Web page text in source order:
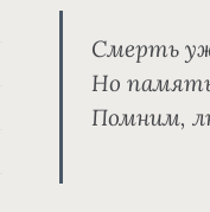
Смерть
Но
Помним,